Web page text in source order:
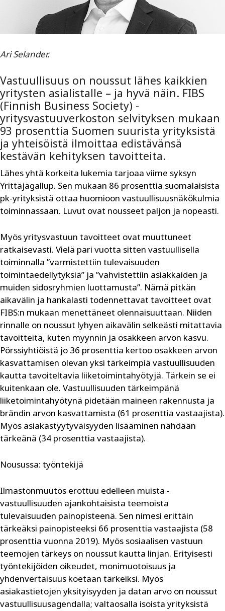
Ari Selander.
Vastuullisuus on noussut lähes kaikkien
yritysten asialistalle – ja hyvä näin. FIBS
(Finnish Business Society) -
yritysvastuuverkoston selvityksen mukaan
93 prosenttia Suomen suurista yrityksistä
ja yhteisöistä ilmoittaa edistävänsä
kestävän kehityksen tavoitteita.
Lähes yhtä korkeita lukemia tarjoaa viime syksyn
Yrittäjägallup. Sen mukaan 86 prosenttia suomalaisista
pk-yrityksistä ottaa huomioon vastuullisuusnäkökulmia
toiminnassaan. Luvut ovat nousseet paljon ja nopeasti.
Myös yritysvastuun tavoitteet ovat muuttuneet
ratkaisevasti. Vielä pari vuotta sitten vastuullisella
toiminnalla ”varmistettiin tulevaisuuden
toimintaedellytyksiä” ja ”vahvistettiin asiakkaiden ja
muiden sidosryhmien luottamusta”. Nämä pitkän
aikavälin ja hankalasti todennettavat tavoitteet ovat
FIBS:n mukaan menettäneet olennaisuuttaan. Niiden
rinnalle on noussut lyhyen aikavälin selkeästi mitattavia
tavoitteita, kuten myynnin ja osakkeen arvon kasvu.
Pörssiyhtiöistä jo 36 prosenttia kertoo osakkeen arvon
kasvattamisen olevan yksi tärkeimpiä vastuullisuuden
kautta tavoiteltavia liiketoimintahyötyjä. Tärkein se ei
kuitenkaan ole. Vastuullisuuden tärkeimpänä
liiketoimintahyötynä pidetään maineen rakennusta ja
brändin arvon kasvattamista (61 prosenttia vastaajista).
Myös asiakastyytyväisyyden lisääminen nähdään
tärkeänä (34 prosenttia vastaajista).
Nousussa: työntekijä
Ilmastonmuutos erottuu edelleen muista ­
vastuullisuuden ajankohtaisista teemoista
tulevaisuuden painopisteenä. Sen nimesi erittäin
tärkeäksi painopisteeksi 66 prosenttia vastaajista (58
prosenttia vuonna 2019). Myös sosiaalisen vastuun
teemojen tärkeys on noussut kautta linjan. Erityisesti
työntekijöiden oikeudet, monimuotoisuus ja
yhdenvertaisuus koetaan tärkeiksi. Myös
asiakastietojen yksityisyyden ja datan arvo on noussut
vastuullisuusagendalla; valtaosalla isoista yrityksistä